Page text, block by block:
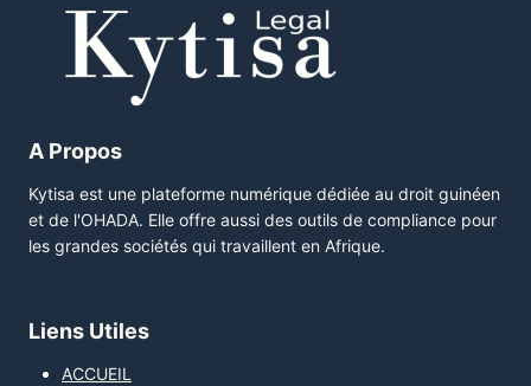
A Propos
Kytisa est une plateforme numérique dédiée au droit guinéen
et de l'OHADA. Elle offre aussi des outils de compliance pour
les grandes sociétés qui travaillent en Afrique.
Liens Utiles
ACCUEIL